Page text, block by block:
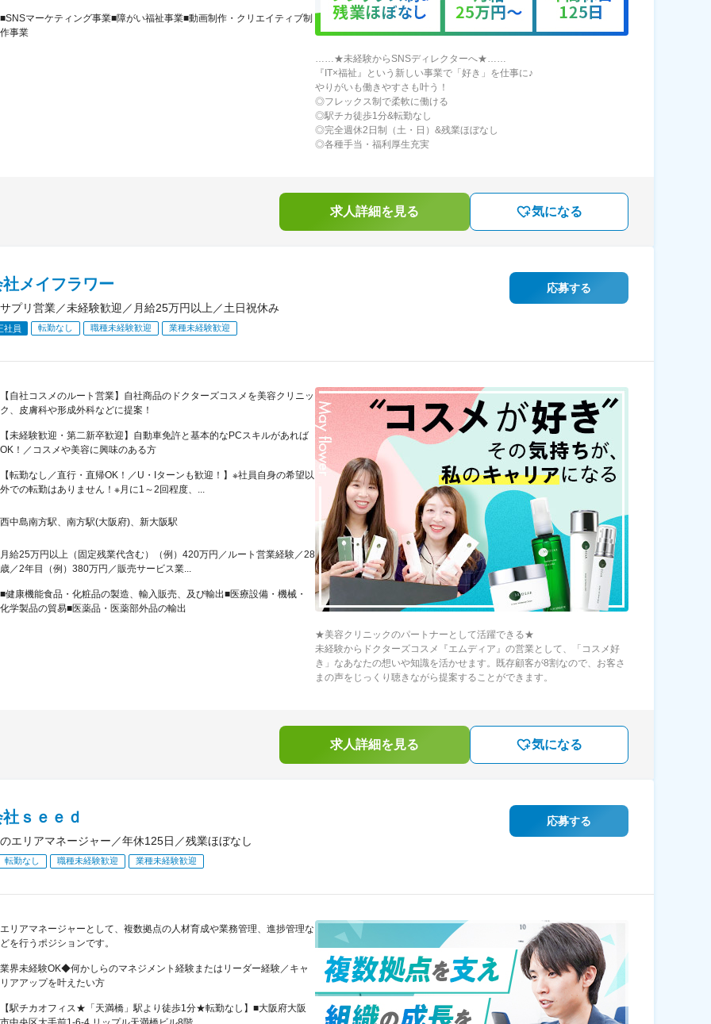
■SNSマーケティング事業■障がい福祉事業■動画制作・クリエイティブ制
作事業
……★未経験からSNSディレクターへ★……
『IT×福祉』という新しい事業で「好き」を仕事に♪
やりがいも働きやすさも叶う！
◎フレックス制で柔軟に働ける
◎駅チカ徒歩1分&転勤なし
◎完全週休2日制（土・日）&残業ほぼなし
◎各種手当・福利厚生充実
求人詳細を見る 気になる
メイフラワー
プリ営業／未経験歓迎／月給25万円以上／土日祝休み
社員 転勤なし 職種未経験歓迎 業種未経験歓迎
応募する
【自社コスメのルート営業】自社商品のドクターズコスメを美容クリニッ
ク、皮膚科や形成外科などに提案！
【未経験歓迎・第二新卒歓迎】自動車免許と基本的なPCスキルがあれば
OK！／コスメや美容に興味のある方
【転勤なし／直行・直帰OK！／U・Iターンも歓迎！】※社員自身の希望以
外での転勤はありません！※月に1～2回程度、...
西中島南方駅、南方駅(大阪府)、新大阪駅
月給25万円以上（固定残業代含む）（例）420万円／ルート営業経験／28
歳／2年目（例）380万円／販売サービス業...
■健康機能食品・化粧品の製造、輸入販売、及び輸出■医療設備・機械・
化学製品の貿易■医薬品・医薬部外品の輸出
★美容クリニックのパートナーとして活躍できる★
未経験からドクターズコスメ『エムディア』の営業として、「コスメ好
き」なあなたの想いや知識を活かせます。既存顧客が8割なので、お客さ
まの声をじっくり聴きながら提案することができます。
求人詳細を見る 気になる
ｓｅｅｄ
エリアマネージャー／年休125日／残業ほぼなし
転勤なし 職種未経験歓迎 業種未経験歓迎
応募する
エリアマネージャーとして、複数拠点の人材育成や業務管理、進捗管理な
どを行うポジションです。
業界未経験OK◆何かしらのマネジメント経験またはリーダー経験／キャ
リアアップを叶えたい方
【駅チカオフィス★「天満橋」駅より徒歩1分★転勤なし】■大阪府大阪